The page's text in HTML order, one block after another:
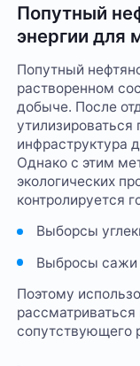
Попутный
энергии для
Попутный
растворенном
добыче. После
утилизироваться
инфраструктура
Однако с этим
экологических
контролируется
Выборсы
Выбросы сажи
Поэтому
сопутствующего